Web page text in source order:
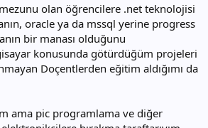
olan öğrencilere .net teknolojisi
oracle ya da mssql yerine progress
bir manası olduğunu
konusunda götürdüğüm projeleri
Doçentlerden eğitim aldığımı da
ama pic programlama ve diğer